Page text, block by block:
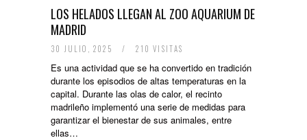
LOS HELADOS LLEGAN AL ZOO AQUARIUM DE
MADRID
30 JULIO, 2025 / 210 VISITAS
Es una actividad que se ha convertido en tradición
durante los episodios de altas temperaturas en la
capital. Durante las olas de calor, el recinto
madrileño implementó una serie de medidas para
garantizar el bienestar de sus animales, entre
ellas…